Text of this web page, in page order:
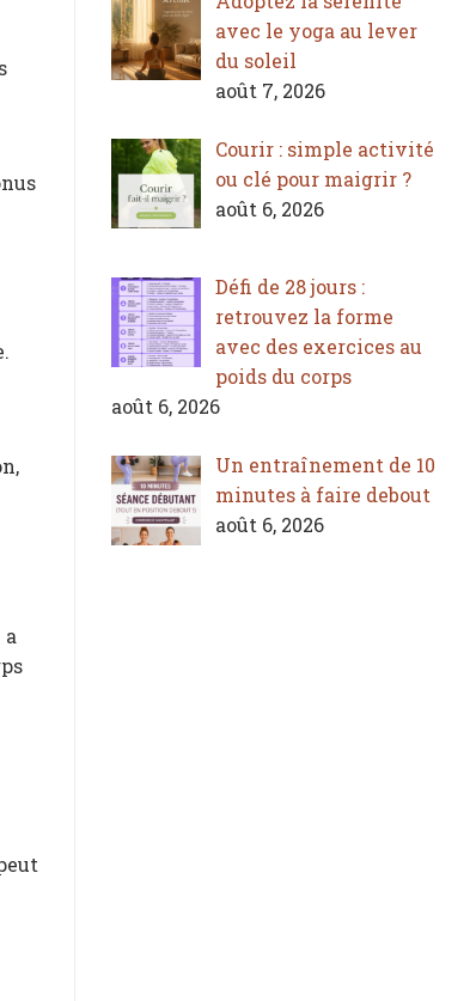
avec le yoga au lever
du soleil
août 7, 2026
Courir : simple activité
ou clé pour maigrir ?
août 6, 2026
Défi de 28 jours :
retrouvez la forme
avec des exercices au
poids du corps
août 6, 2026
Un entraînement de 10
minutes à faire debout
août 6, 2026